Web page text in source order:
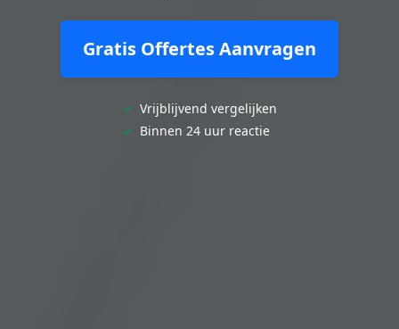
Gratis Offertes Aanvragen
✓ Vrijblijvend vergelijken
✓ Binnen 24 uur reactie